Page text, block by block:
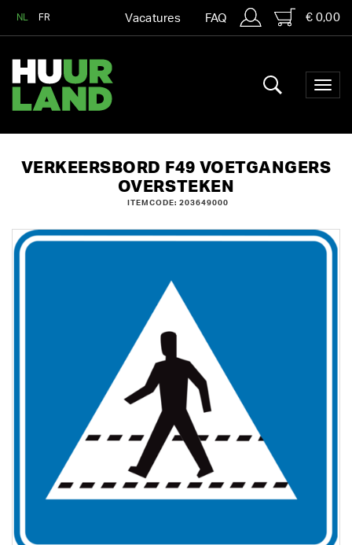
NL FR Vacatures FAQ € 0,00
VERKEERSBORD F49 VOETGANGERS
OVERSTEKEN
ITEMCODE: 203649000